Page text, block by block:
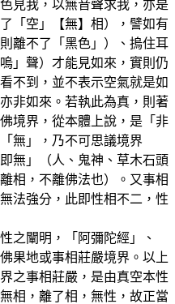
見我，以無音聲求我，亦是
「空」【無】相），譬如有
離不了「黑色」）、摀住耳
」聲）才能見如來，實則仍
不到，並不表示空氣就是如
非如來。若執此為真，則著
境界，從本體上說，是「非
無」，乃不可思議境界
無」（人、鬼神、草木石頭
相，不離佛法也）。又事相
法強分，此即性相不二，性
之闡明，「阿彌陀經」、
果地或事相莊嚴境界。以上
之事相莊嚴，是由真空本性
相，離了相，無性，故正當